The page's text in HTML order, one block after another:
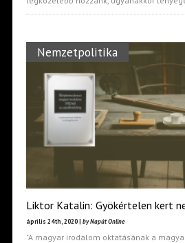
Nemzetpolitika
Liktor Katalin: Gyökértelen kert
április 24th, 2020 | by Napút Online
"A magyar irodalom oktatásának a